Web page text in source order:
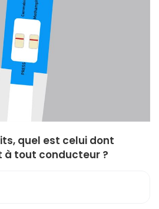
quel est celui dont
tout conducteur ?